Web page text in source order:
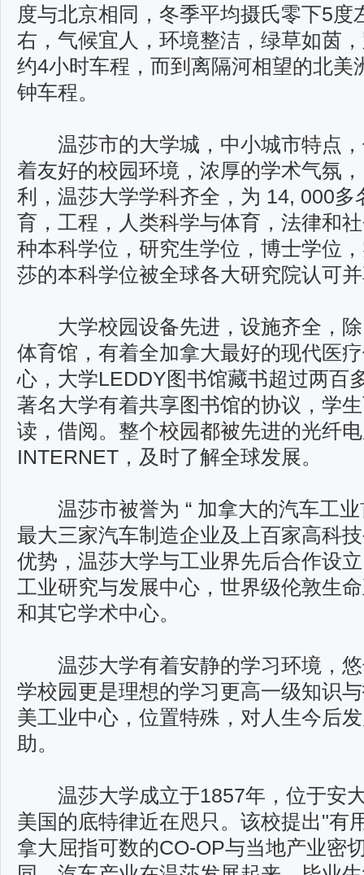
度与北京相同，冬季平均摄氏零下5度
右，气候宜人，环境整洁，绿草如茵
约4小时车程，而到离隔河相望的北美
钟车程。
温莎市的大学城，中小城市特点，
着友好的校园环境，浓厚的学术气氛
利，温莎大学学科齐全，为 14, 000
育，工程，人类科学与体育，法律和
种本科学位，研究生学位，博士学位
莎的本科学位被全球各大研究院认可
大学校园设备先进，设施齐全，除
体育馆，有着全加拿大最好的现代医
心，大学LEDDY图书馆藏书超过两百
著名大学有着共享图书馆的协议，学
读，借阅。整个校园都被先进的光纤
INTERNET，及时了解全球发展。
温莎市被誉为 “ 加拿大的汽车工业
最大三家汽车制造企业及上百家高科
优势，温莎大学与工业界先后合作设
工业研究与发展中心，世界级伦敦生
和其它学术中心。
温莎大学有着安静的学习环境，悠
学校园更是理想的学习更高一级知识
美工业中心，位置特殊，对人生今后
助。
温莎大学成立于1857年，位于安
美国的底特律近在咫只。该校提出"有
拿大屈指可数的CO-OP与当地产业密